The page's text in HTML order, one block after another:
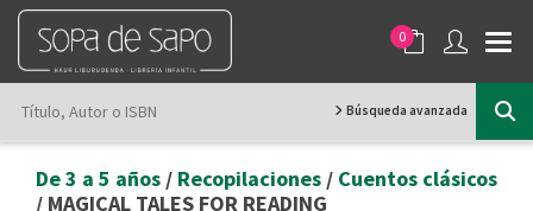
0
Búsqueda avanzada
De 3 a 5 años / Recopilaciones / Cuentos clásicos
/ MAGICAL TALES FOR READING